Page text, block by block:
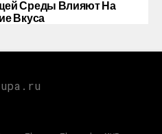
Среды Влияют На
Вкуса